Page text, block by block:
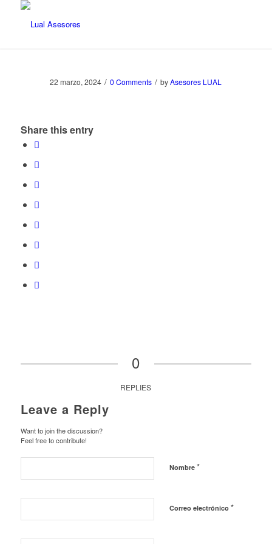
22 marzo, 2024 / 0 Comments / byAsesores LUAL
Share this entry
0
REPLIES
Leave a Reply
Want to join the discussion?
Feel free to contribute!
Nombre *
Correo electrónico *